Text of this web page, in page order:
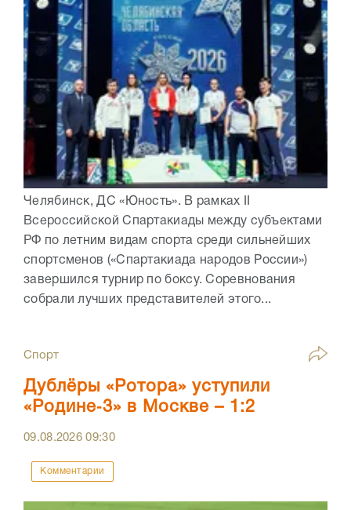
Челябинск, ДС «Юность». В рамках II
Всероссийской Спартакиады между субъектами
РФ по летним видам спорта среди сильнейших
спортсменов («Спартакиада народов России»)
завершился турнир по боксу. Соревнования
собрали лучших представителей этого...
Спорт
Дублёры «Ротора» уступили
«Родине‑3» в Москве – 1:2
09.08.202609:30
Комментарии